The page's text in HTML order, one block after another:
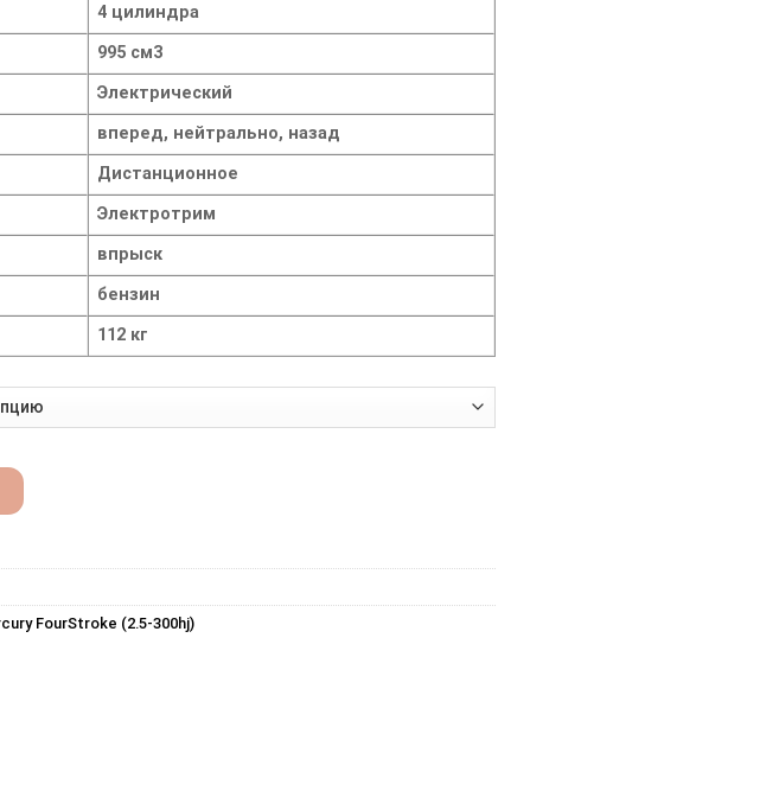
4 цилиндра
995 см3
Электрический
вперед, нейтрально, назад
Дистанционное
Электротрим
впрыск
бензин
112 кг
FourStroke (2.5-300hj)